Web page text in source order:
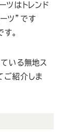
ツはトレンド
ツ”です
。
いる無地ス
ご紹介しま